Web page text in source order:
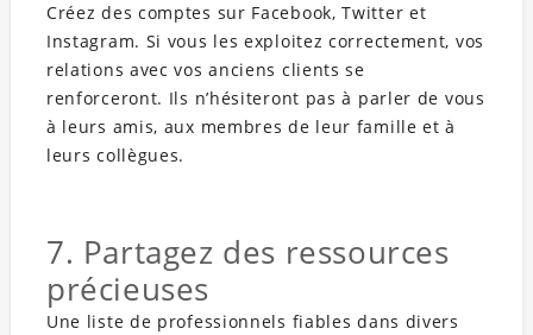
Créez des comptes sur Facebook, Twitter et
Instagram. Si vous les exploitez correctement, vos
relations avec vos anciens clients se
renforceront. Ils n’hésiteront pas à parler de vous
à leurs amis, aux membres de leur famille et à
leurs collègues.
7. Partagez des ressources
précieuses
Une liste de professionnels fiables dans divers